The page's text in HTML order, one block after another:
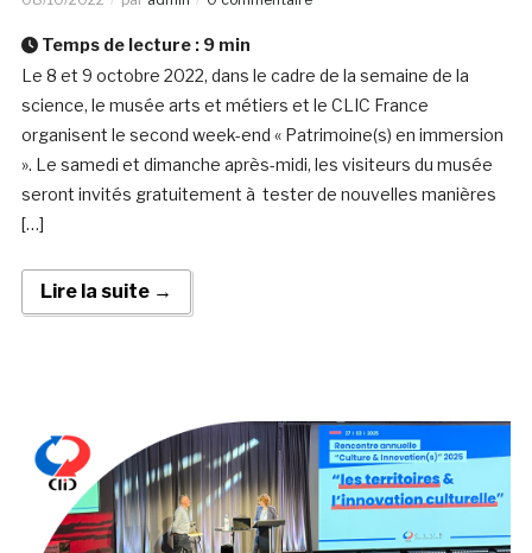
Temps de lecture : 9 min
Le 8 et 9 octobre 2022, dans le cadre de la semaine de la
science, le musée arts et métiers et le CLIC France
organisent le second week-end « Patrimoine(s) en immersion
». Le samedi et dimanche après-midi, les visiteurs du musée
seront invités gratuitement à tester de nouvelles manières
[…]
Lire la suite →